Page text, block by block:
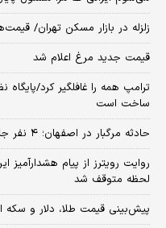
زلزله در بازار مسکن تهران/ قیمت‌ها ۲ برابر شد، خریدار
قیمت جدید مرغ اعلام شد
ترامپ همه را غافلگیر کرد/
ساخت است
حادثه مرگبار در اصفهان؛ ۴ نفر جان باختند
روایت رویترز از پیام هشدارآمیز
لحظه متوقف شد
پیش‌بینی قیمت طلا، دلار و سکه امروز